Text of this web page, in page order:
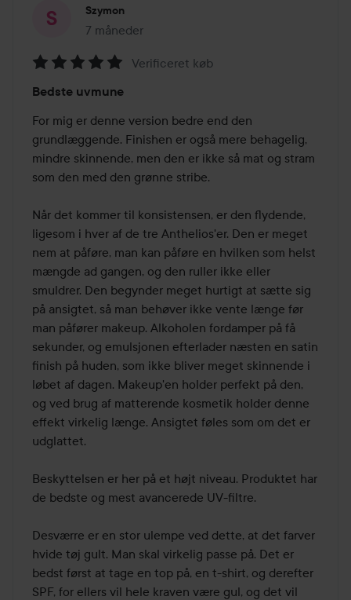
Szymon
7 måneder
Posten blev oprettet 7 måneder
5
ud
af
5
Verificeret køb
Bedste uvmune
For mig er denne version bedre end den
grundlæggende. Finishen er også mere behagelig,
mindre skinnende, men den er ikke så mat og stram
som den med den grønne stribe.
Når det kommer til konsistensen, er den flydende,
ligesom i hver af de tre Anthelios'er. Den er meget
nem at påføre, man kan påføre en hvilken som helst
mængde ad gangen, og den ruller ikke eller
smuldrer. Den begynder meget hurtigt at sætte sig
på ansigtet, så man behøver ikke vente længe før
man påfører makeup. Alkoholen fordamper på få
sekunder, og emulsjonen efterlader næsten en satin
finish på huden, som ikke bliver meget skinnende i
løbet af dagen. Makeup'en holder perfekt på den,
og ved brug af matterende kosmetik holder denne
effekt virkelig længe. Ansigtet føles som om det er
udglattet.
Beskyttelsen er her på et højt niveau. Produktet har
de bedste og mest avancerede UV-filtre.
Desværre er en stor ulempe ved dette, at det farver
hvide tøj gult. Man skal virkelig passe på. Det er
bedst først at tage en top på, en t-shirt, og derefter
SPF, for ellers vil hele kraven være gul, og det vil